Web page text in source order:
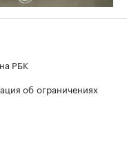
РБК
об ограничениях